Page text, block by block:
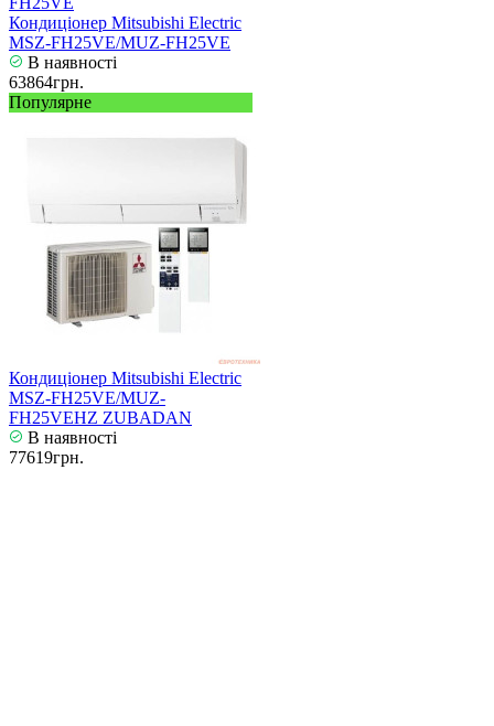
Кондиціонер Mitsubishi Electric
MSZ-FH25VE/MUZ-FH25VE
В наявності
63864грн.
Популярне
Кондиціонер Mitsubishi Electric
MSZ-FH25VE/MUZ-
FH25VEHZ ZUBADAN
В наявності
77619грн.